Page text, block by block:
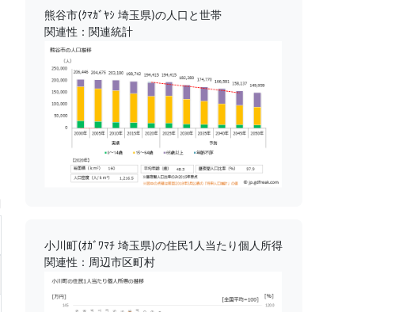
熊谷市(ｸﾏｶﾞﾔｼ 埼玉県)の人口と世帯
関連性：関連統計
小川町(ｵｶﾞﾜﾏﾁ 埼玉県)の住民1人当たり個人所得
関連性：周辺市区町村